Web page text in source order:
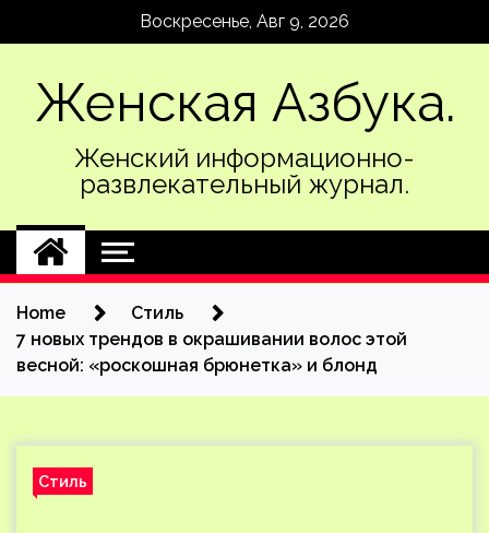
Воскресенье, Авг 9, 2026
Женская Азбука.
Женский информационно-
развлекательный журнал.
Home
Стиль
7 новых трендов в окрашивании волос этой
весной: «роскошная брюнетка» и блонд
Стиль